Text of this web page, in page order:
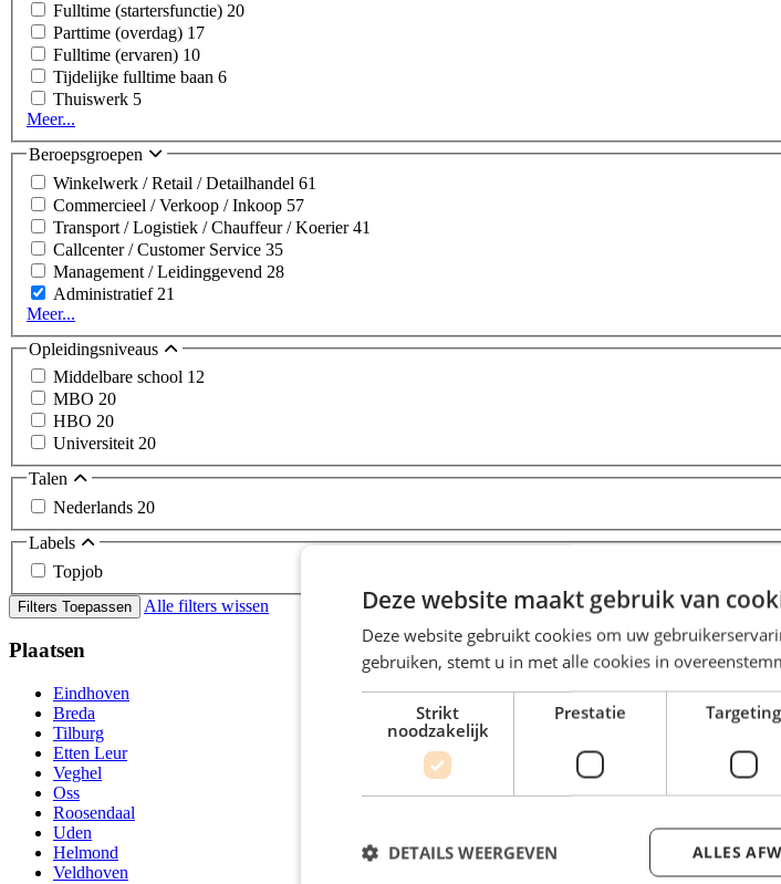
Fulltime (startersfunctie) 20
Parttime (overdag) 17
Fulltime (ervaren) 10
Tijdelijke fulltime baan 6
Thuiswerk 5
Meer...
Beroepsgroepen
Winkelwerk / Retail / Detailhandel 61
Commercieel / Verkoop / Inkoop 57
Transport / Logistiek / Chauffeur / Koerier41
Callcenter / Customer Service 35
Management / Leidinggevend 28
Administratief 21
Meer...
Opleidingsniveaus
Middelbare school 12
MBO 20
HBO 20
Universiteit20
Talen
Nederlands 20
Labels
Topjob
Filters Toepassen Alle filters wissen
Plaatsen
Eindhoven
Breda
Tilburg
Etten Leur
Veghel
Oss
Roosendaal
Uden
Helmond
Veldhoven
Deze website maakt gebruik van
Deze website gebruikt cookies om uw
gebruiken, stemt u in met alle cookies in
Strikt
noodzakelijk
Prestatie Targeting
ALLES
DETAILS WEERGEVEN